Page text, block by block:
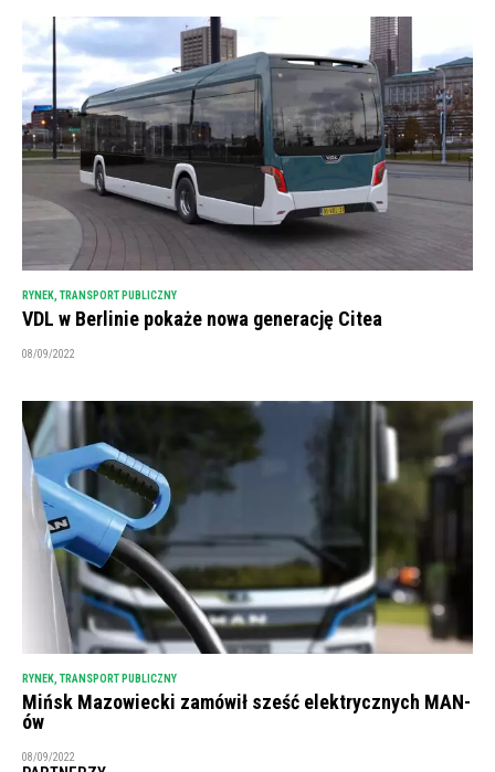
RYNEK TRANSPORT PUBLICZNY
VDL w Berlinie pokaże nowa generację Citea
08/09/2022
RYNEK, TRANSPORT PUBLICZNY
Mińsk Mazowiecki zamówił sześć elektrycznych MAN-
ów
08/09/2022